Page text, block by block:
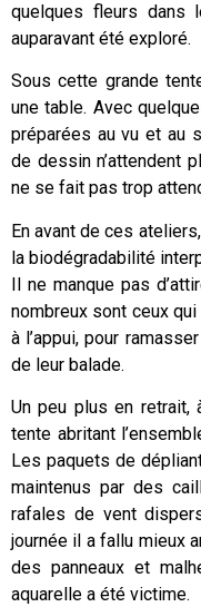
quelques fleurs dans
auparavant été exploré.
Sous cette grande
une table. Avec
préparées au vu et au
de dessin n’attendent
ne se fait pas trop
En avant de ces
la biodégradabilité
Il ne manque pas
nombreux sont ceux
à l’appui, pour
de leur balade.
Un peu plus en retrait,
tente abritant
Les paquets de
maintenus par des
rafales de vent
journée il a fallu mieux
des panneaux et
aquarelle a été victime.